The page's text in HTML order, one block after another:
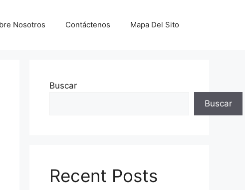
Nosotros Contáctenos Mapa Del Sito
Buscar
Buscar
Recent Posts